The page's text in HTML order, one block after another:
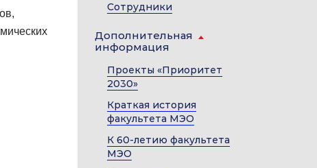
Сотрудники
Дополнительная
информация
Проекты «Приоритет
2030»
Краткая история
факультета МЭО
К 60-летию факультета
МЭО